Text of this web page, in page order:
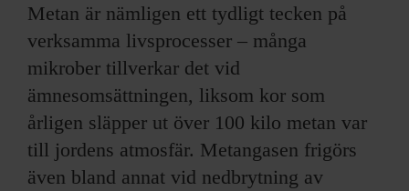
Metan är nämligen ett tydligt tecken på
verksamma livsprocesser – många
mikrober tillverkar det vid
ämnesomsättningen, liksom kor som
årligen släpper ut över 100 kilo metan var
till jordens atmosfär. Metangasen frigörs
även bland annat vid nedbrytning av